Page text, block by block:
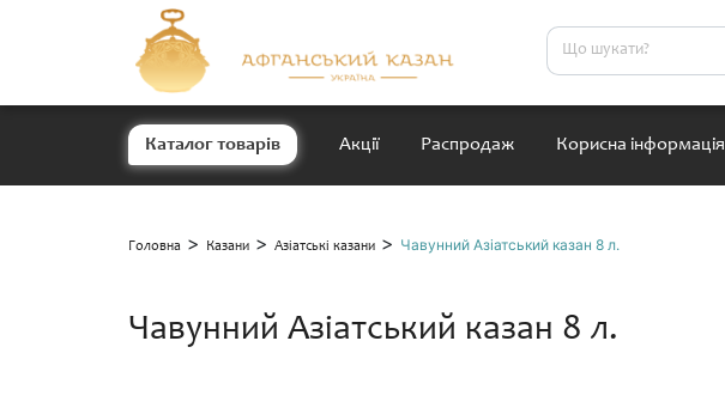
Каталог товарів Акції Распродаж Корисна інформація
Головна > Казани > Азіатські казани > Чавунний Азіатський казан 8 л.
Чавунний Азіатський казан 8 л.